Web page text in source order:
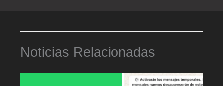
Noticias Relacionadas